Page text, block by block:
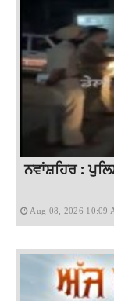
ਨਵਾਂਸ਼ਹਿਰ :
Aug 08, 2026 10:09